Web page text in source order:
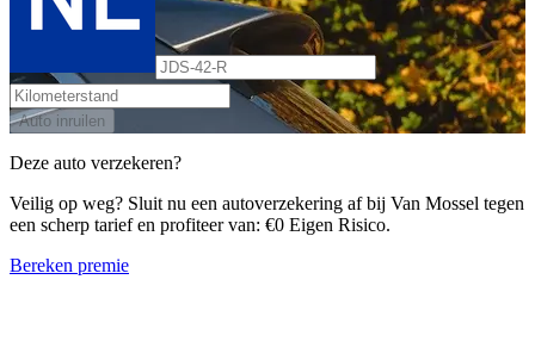
Auto inruilen
Deze auto verzekeren?
Veilig op weg? Sluit nu een autoverzekering af bij Van Mossel tegen
een scherp tarief en profiteer van: €0 Eigen Risico.
Bereken premie